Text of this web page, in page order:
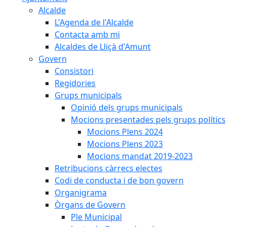
Alcalde
L'Agenda de l'Alcalde
Contacta amb mi
Alcaldes de Lliçà d'Amunt
Govern
Consistori
Regidories
Grups municipals
Opinió dels grups municipals
Mocions presentades pels grups polítics
Mocions Plens 2024
Mocions Plens 2023
Mocions mandat 2019-2023
Retribucions càrrecs electes
Codi de conducta i de bon govern
Organigrama
Òrgans de Govern
Ple Municipal